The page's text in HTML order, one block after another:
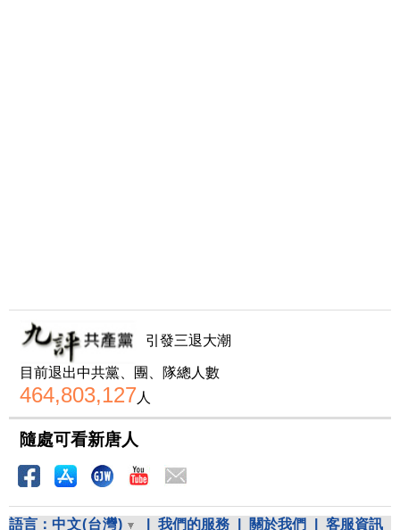
引發三退大潮
目前退出中共黨、團、隊總人數
464,803,127人
隨處可看新唐人
語言： 中文(台灣) 我們的服務 關於我們
客服資訊